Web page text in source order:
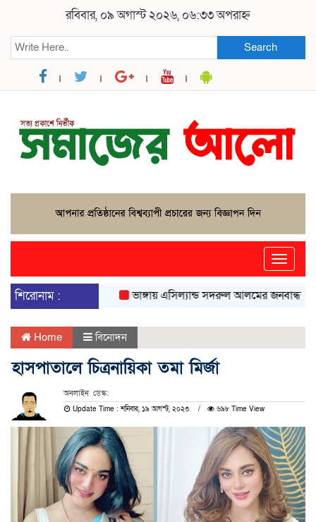
রবিবার, ০৯ অগাস্ট ২০২৬, ০৬:৩৩ অপরাহ্ন
Search
Toggle
শিরোনাম :
ভাঙ্গায় এসিল্যান্ড সদরুল আলমের জনবান্ধব
Home বিনোদন
হাসপাতালে চিত্রনায়িকা তমা মির্জা
অনলাইন ডেস্ক:
Update Time : শনিবার, ১৯ আগস্ট, ২০২৩ ৬৯৮ Time View